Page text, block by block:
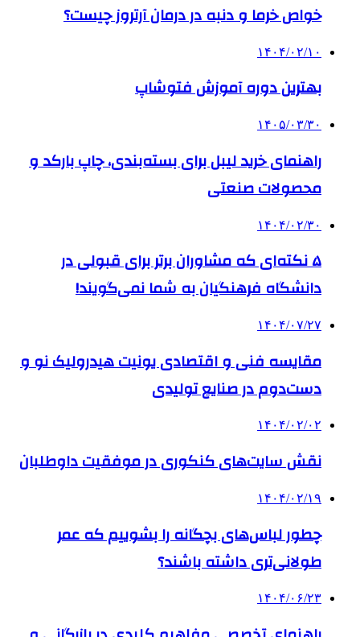
خواص خرما و دنبه در درمان آرتروز چیست؟
۱۴۰۴/۰۲/۱۰
بهترین دوره آموزش فتوشاپ
۱۴۰۵/۰۳/۳۰
راهنمای خرید لیبل برای بسته‌بندی، چاپ بارکد و
محصولات صنعتی
۱۴۰۴/۰۲/۳۰
۵ نکته‌ای که مشاوران برتر برای قبولی در
دانشگاه فرهنگیان به شما نمی‌گویند!
۱۴۰۴/۰۷/۲۷
مقایسه فنی و اقتصادی یونیت هیدرولیک نو و
دست‌دوم در صنایع تولیدی
۱۴۰۴/۰۲/۰۲
نقش سایت‌های کنکوری در موفقیت داوطلبان
۱۴۰۴/۰۲/۱۹
چطور لباس‌های بچگانه را بشوییم که عمر
طولانی‌تری داشته باشند؟
۱۴۰۴/۰۶/۲۳